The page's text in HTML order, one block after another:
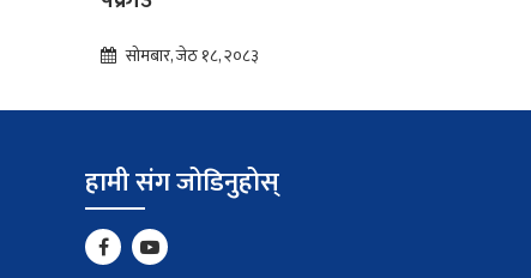
सोमबार, जेठ १८, २०८३
हामी संग जोडिनुहोस्